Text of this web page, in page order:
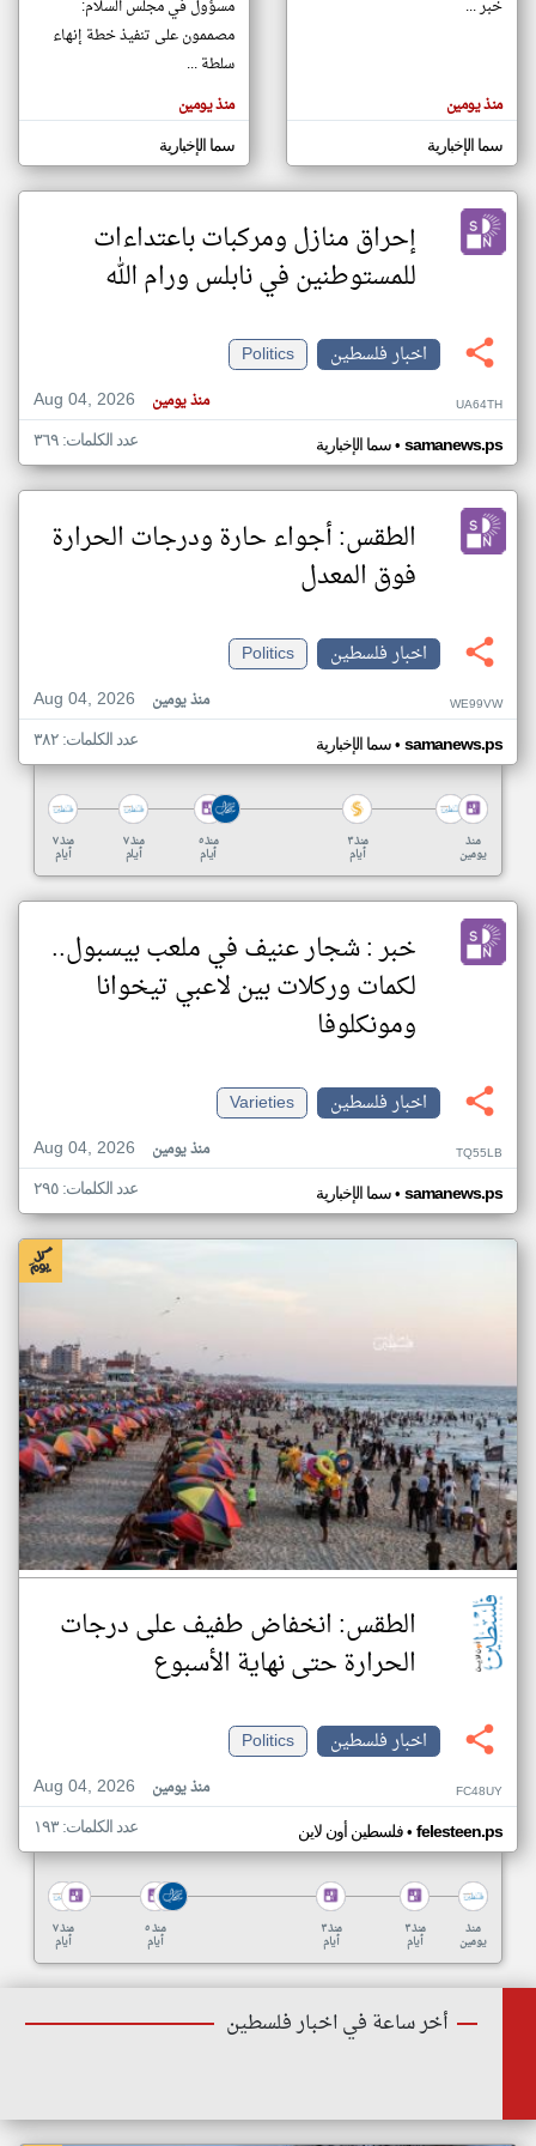
مصادر الأخبار من فلسطين
اخبار فلسطين على مدار الساعة
أهم اخبار فلسطين العاجلة والمباشرة
المقالات
هنا عن
وجهة
كاتبيها.
خبر ...
منذ يومين
سما الإخبارية
مسؤول في مجلس السلام:
مصممون على تنفيذ خطة إنهاء
سلطة ...
منذ يومين
سما الإخبارية
إحراق منازل ومركبات باعتداءات
للمستوطنين في نابلس ورام الله
اخبار فلسطين
Politics
Aug 04, 2026
منذ يومين UA64TH
سما الإخبارية• samanews.ps عدد الكلمات: ٣٦٩
الطقس: أجواء حارة ودرجات الحرارة
فوق المعدل
اخبار فلسطين
Politics
Aug 04, 2026
منذ يومين WE99VW
سما الإخبارية• samanews.ps عدد الكلمات: ٣٨٢
منذ ٧
أيام
منذ ٧
أيام
منذ ٥
أيام
منذ ٣
أيام
منذ
يومين
خبر : شجار عنيف في ملعب بيسبول..
لكمات وركلات بين لاعبي تيخوانا
ومونكلوفا
اخبار فلسطين
Varieties
Aug 04, 2026
منذ يومين TQ55LB
سما الإخبارية• samanews.ps عدد الكلمات: ٢٩٥
الطقس: انخفاض طفيف على درجات
الحرارة حتى نهاية الأسبوع
اخبار فلسطين
Politics
Aug 04, 2026
منذ يومين FC48UY
فلسطين أون لاين• felesteen.ps عدد الكلمات: ١٩٣
منذ ٧
أيام
منذ ٥
أيام
منذ ٣
أيام
منذ ٣
أيام
منذ
يومين
أخر ساعة في اخبار فلسطين
klyoum.com